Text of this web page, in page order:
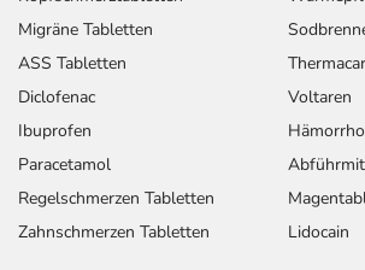
elektronische Adresse: https://
Angaben gem. EU-
Das
herunterladen.
Migräne Tabletten
ASS Tabletten
Diclofenac
Ibuprofen
Paracetamol
Regelschmerzen Tabletten
Zahnschmerzen Tabletten
Voltaren
Lidocain